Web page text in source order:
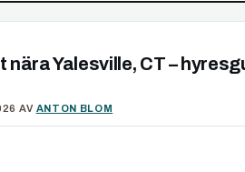
nära Yalesville, CT –
AV ANTON BLOM